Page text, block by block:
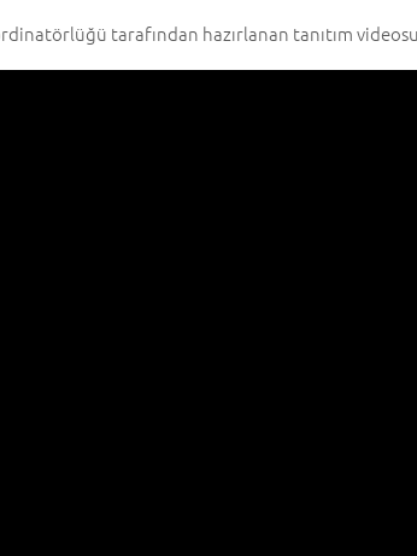
tarafından hazırlanan tanıtım